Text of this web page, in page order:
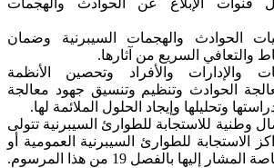
قنوات الإبلاغ عن الحوادث والهجمات
الحوادث والهجمات السيبرنية وضمان
والتعافي السريع من آثارها.
والإدارات والأفراد وتحصين الأنظمة
الحوادث وتنظيم وتنسيق جهود معالجة
وتحليلها وإيجاد الحلول الملائمة لها.
وطنية للاستجابة للطوارئ السيبرنية تتولى
الاستجابة للطوارئ السيبرنية العمومية أو
إليها بالفصل 19 من هذا المرسوم.